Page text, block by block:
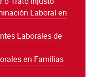
Laboral en
Laborales de
en Familias